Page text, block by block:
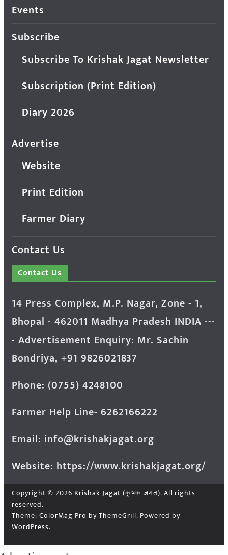
Events
Subscribe
Subscribe To Krishak Jagat Newsletter
Subscription (Print Edition)
Diary 2026
Advertise
Website
Print Edition
Farmer Diary
Contact Us
Contact Us
14 Press Complex, M.P. Nagar, Zone - 1,
Bhopal - 462011 Madhya Pradesh INDIA ---
- Advertisement Enquiry: Mr. Sachin
Bondriya, +91 9826021837
Phone: (0755) 4248100
Farmer Help Line- 6262166222
Email: info@krishakjagat.org
Website: https://www.krishakjagat.org/
Copyright © 2026 Krishak Jagat (कृषक जगत). All rights
reserved.
Theme: ColorMag Pro by ThemeGrill. Powered by
WordPress.